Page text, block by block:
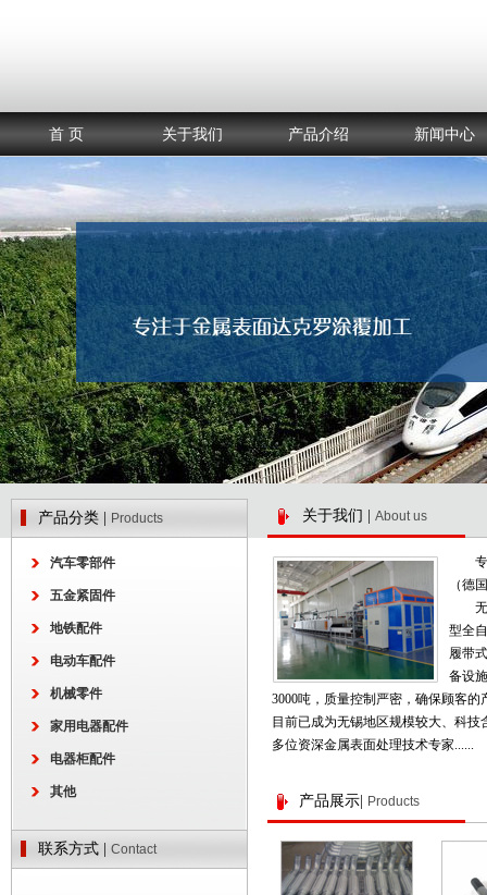
首 页 关于我们 产品介绍 新闻中心
产品分类 Products 关于我们 |About us
汽车零部件
五金紧固件
地铁配件
电动车配件
机械零件
家用电器配件
电器柜配件
其他
联系方式 Contact
专
（德
无
型全
履带
备设
3000吨，质量控制严密，确保顾客
目前已成为无锡地区规模较大、科
多位资深金属表面处理技术专家......
产品展示 Products